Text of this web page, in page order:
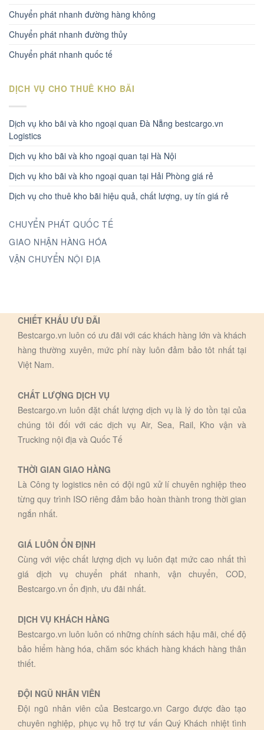
Chuyển phát nhanh đường hàng không
Chuyển phát nhanh đường thủy
Chuyển phát nhanh quốc tế
DỊCH VỤ CHO THUÊ KHO BÃI
Dịch vụ kho bãi và kho ngoại quan Đà Nẵng bestcargo.vn
Logistics
Dịch vụ kho bãi và kho ngoại quan tại Hà Nội
Dịch vụ kho bãi và kho ngoại quan tại Hải Phòng giá rẻ
Dịch vụ cho thuê kho bãi hiệu quả, chất lượng, uy tín giá rẻ
CHUYỂN PHÁT QUỐC TẾ
GIAO NHẬN HÀNG HÓA
VẬN CHUYỂN NỘI ĐỊA
CHIẾT KHẤU ƯU ĐÃI
Bestcargo.vn luôn có ưu đãi với các khách hàng lớn và khách
hàng thường xuyên, mức phí này luôn đảm bảo tôt nhất tại
Việt Nam.
CHẤT LƯỢNG DỊCH VỤ
Bestcargo.vn luôn đặt chất lượng dịch vụ là lý do tồn tại của
chúng tôi đối với các dịch vụ Air, Sea, Rail, Kho vận và
Trucking nội địa và Quốc Tế
THỜI GIAN GIAO HÀNG
Là Công ty logistics nên có đội ngũ xử lí chuyên nghiệp theo
từng quy trình ISO riêng đảm bảo hoàn thành trong thời gian
ngắn nhất.
GIÁ LUÔN ỔN ĐỊNH
Cùng với việc chất lượng dịch vụ luôn đạt mức cao nhất thì
giá dịch vụ chuyển phát nhanh, vận chuyển, COD,
Bestcargo.vn ổn định, ưu đãi nhất.
DỊCH VỤ KHÁCH HÀNG
Bestcargo.vn luôn luôn có những chính sách hậu mãi, chế độ
bảo hiểm hàng hóa, chăm sóc khách hàng khách hàng thân
thiết.
ĐỘI NGŨ NHÂN VIÊN
Đội ngũ nhân viên của Bestcargo.vn Cargo được đào tạo
chuyên nghiệp, phục vụ hỗ trợ tư vấn Quý Khách nhiệt tình